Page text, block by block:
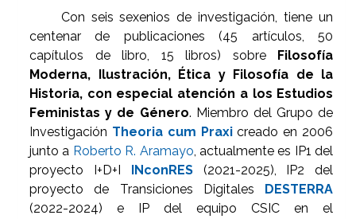
Con seis sexenios de investigación, tiene un
centenar de publicaciones (45 artículos, 50
capítulos de libro, 15 libros) sobreFilosofía
Moderna, Ilustración, Ética y Filosofía de la
Historia, con especial atención a los Estudios
Feministas y de Género. Miembro del Grupo de
Investigación Theoria cum Praxicreado en 2006
junto a Roberto R. Aramayo, actualmente es IP1 del
proyecto I+D+I
INconRES
(2021-2025), IP2 del
proyecto de Transiciones Digitales
DESTERRA
(2022-2024) e IP del equipo CSIC en el